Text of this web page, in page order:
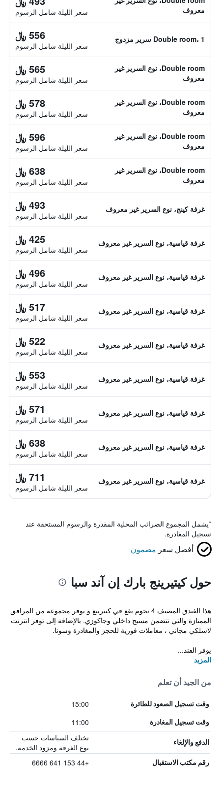
معروف
سعر الليلة شامل الرسوم
Double room، 1 سرير مزدوج 556 ﷼
سعر الليلة شامل الرسوم
Double room، نوع السرير غير
معروف
565 ﷼
سعر الليلة شامل الرسوم
Double room، نوع السرير غير
معروف
578 ﷼
سعر الليلة شامل الرسوم
Double room، نوع السرير غير
معروف
596 ﷼
سعر الليلة شامل الرسوم
Double room، نوع السرير غير
معروف
638 ﷼
سعر الليلة شامل الرسوم
غرفة كينج، نوع السرير غير معروف 493 ﷼
سعر الليلة شامل الرسوم
غرفة قياسية، نوع السرير غير معروف 425 ﷼
سعر الليلة شامل الرسوم
غرفة قياسية، نوع السرير غير معروف 496 ﷼
سعر الليلة شامل الرسوم
غرفة قياسية، نوع السرير غير معروف 517 ﷼
سعر الليلة شامل الرسوم
غرفة قياسية، نوع السرير غير معروف 522 ﷼
سعر الليلة شامل الرسوم
غرفة قياسية، نوع السرير غير معروف 553 ﷼
سعر الليلة شامل الرسوم
غرفة قياسية، نوع السرير غير معروف 571 ﷼
سعر الليلة شامل الرسوم
غرفة قياسية، نوع السرير غير معروف 638 ﷼
سعر الليلة شامل الرسوم
غرفة قياسية، نوع السرير غير معروف 711 ﷼
سعر الليلة شامل الرسوم
*يشمل المجموع الضرائب المحلية المقدرة والرسوم المستحقة عند
تسجيل المغادرة.
أفضل سعر مضمون
حول كيتيرينج بارك إن آند سبا
هذا الفندق المصنف 4 نجوم يقع في كيترينغ و يوفر مجموعة من المرافق
الممتازة والتي تتضمن مسبح داخلي وجاكوزي. بالإضافة إلى توفر انترنت
لاسلكي مجاني ، معاملات فورية للحجز والمغادرة وسونا.
يوفر الفند...
المزيد
من الجيد أن تعلم
وقت تسجيل الصعود للطائرة 15:00
وقت تسجيل المغادرة 11:00
الدفع والإلغاء
تختلف السياسات حسب
نوع الغرفة ومزود الخدمة.
رقم مكتب الاستقبال +44 153 641 6666